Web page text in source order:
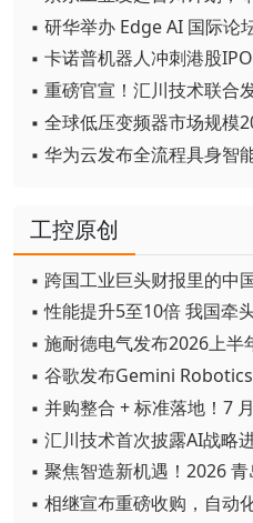
▪ 研华举办 Edge AI 国际论
▪ 卡诺普机器人冲刺港股IPO
▪ 全球低压变频器市场规模
▪ 华为云发布全流程具身智
工控原创
▪ 跨国工业巨头财报里的中
▪ 并购整合 + 标准落地！7